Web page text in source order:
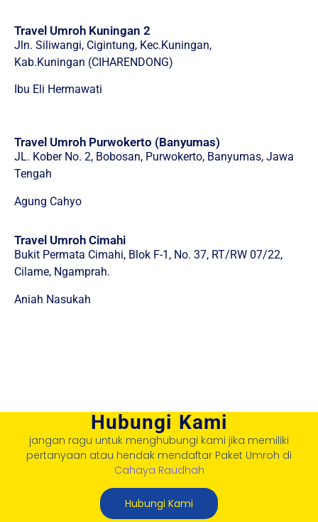
Travel Umroh Kuningan 2
Jln. Siliwangi, Cigintung, Kec.Kuningan,
Kab.Kuningan (CIHARENDONG)
Ibu Eli Hermawati
Travel Umroh Purwokerto (Banyumas)
JL. Kober No. 2, Bobosan, Purwokerto, Banyumas, Jawa
Tengah
Agung Cahyo
Travel Umroh Cimahi
Bukit Permata Cimahi, Blok F-1, No. 37, RT/RW 07/22,
Cilame, Ngamprah.
Aniah Nasukah
Hubungi Kami
jangan ragu untuk menghubungi kami jika memiliki
pertanyaan atau hendak mendaftar Paket Umroh di
Cahaya Raudhah
Hubungi Kami